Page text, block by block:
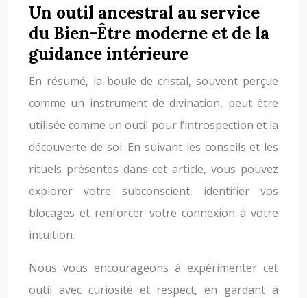
Un outil ancestral au service
du Bien-Être moderne et de la
guidance intérieure
En résumé, la boule de cristal, souvent perçue
comme un instrument de divination, peut être
utilisée comme un outil pour l’introspection et la
découverte de soi. En suivant les conseils et les
rituels présentés dans cet article, vous pouvez
explorer votre subconscient, identifier vos
blocages et renforcer votre connexion à votre
intuition.
Nous vous encourageons à expérimenter cet
outil avec curiosité et respect, en gardant à